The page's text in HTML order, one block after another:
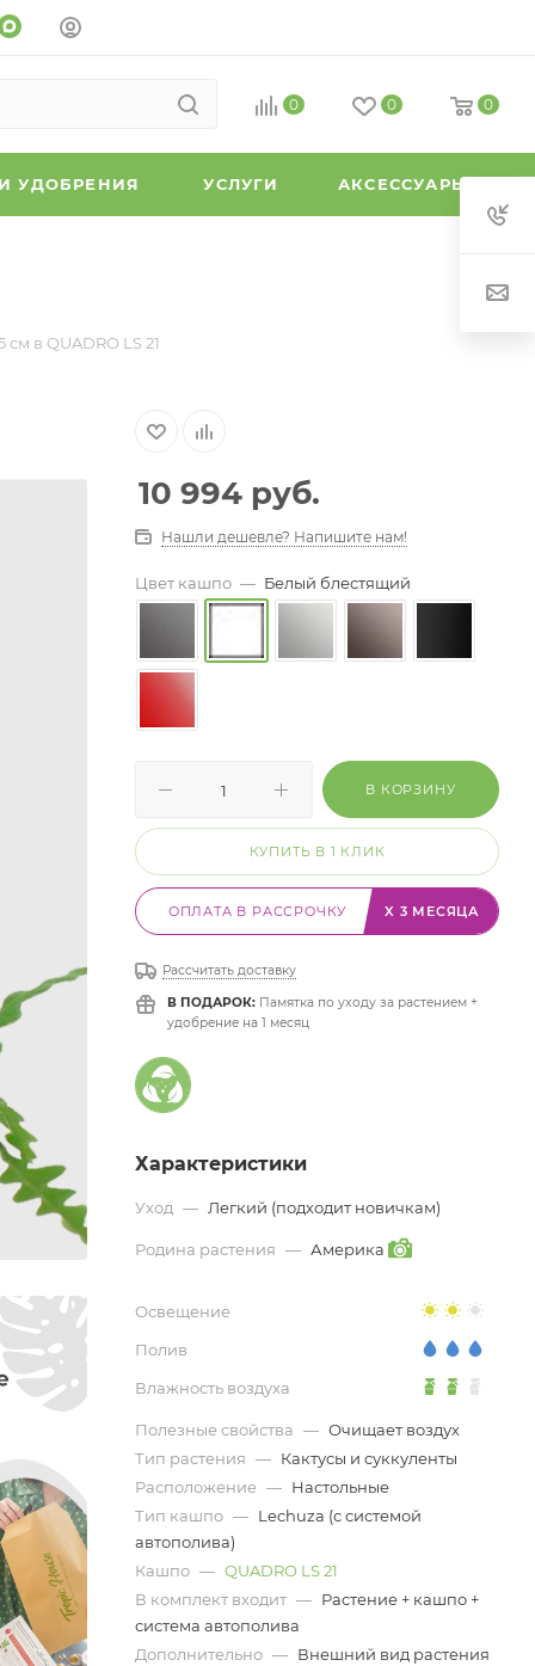
0 0 0
УДОБРЕНИЯ УСЛУГИ АКСЕССУАРЫ
в QUADRO LS 21
10 994 руб.
Нашли дешевле? Напишите нам!
Цвет кашпо — Белый блестящий
В КОРЗИНУ
КУПИТЬ В 1 КЛИК
ОПЛАТА В РАССРОЧКУ X 3 МЕСЯЦА
Рассчитать доставку
В ПОДАРОК: Памятка по уходу за растением +
удобрение на 1 месяц
Характеристики
Уход — Легкий (подходит новичкам)
Родина растения — Америка
Освещение
Полив
Влажность воздуха
Полезные свойства — Очищает воздух
Тип растения — Кактусы и суккуленты
Расположение — Настольные
Тип кашпо — Lechuza (с системой
автополива)
Кашпо — QUADRO LS 21
В комплект входит — Растение + кашпо +
система автополива
Дополнительно — Внешний вид растения